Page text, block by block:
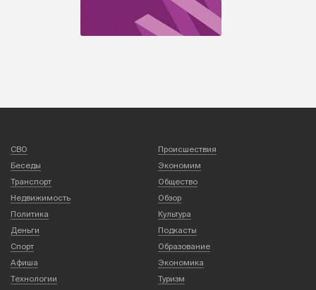
СВО
Происшествия
Беседы
Экономим
Транспорт
Общество
Недвижимость
Обзор
Политика
Культура
Деньги
Подкасты
Спорт
Образование
Афиша
Экономика
Технологии
Туризм